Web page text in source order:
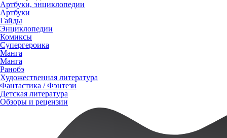
Артбуки, энциклопедии
Артбуки
Гайды
Энциклопедии
Комиксы
Супергероика
Манга
Манга
Ранобэ
Художественная литература
Фантастика / Фэнтези
Детская литература
Обзоры и рецензии